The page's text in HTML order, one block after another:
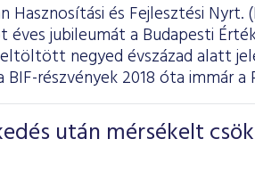
Hasznosítási és Fejlesztési Nyrt.
éves jubileumát a Budapesti
negyed évszázad alatt
részvények 2018 óta immár
után mérsékelt